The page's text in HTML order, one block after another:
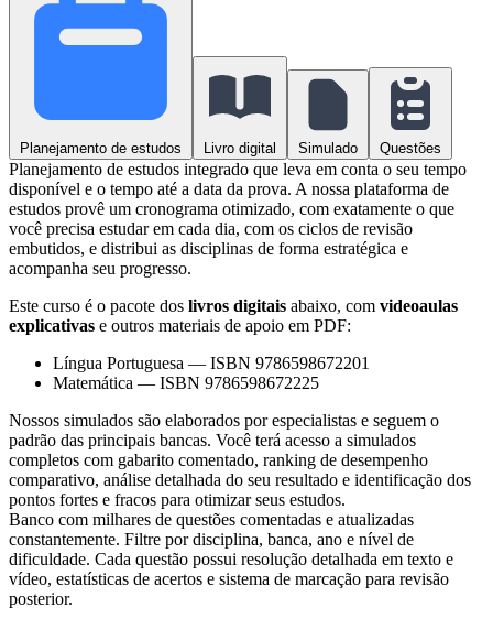
Planejamento de estudos Livro digital Simulado Questões
Planejamento de estudos integrado que leva em conta o seu tempo
disponível e o tempo até a data da prova. A nossa plataforma de
estudos provê um cronograma otimizado, com exatamente o que
você precisa estudar em cada dia, com os ciclos de revisão
embutidos, e distribui as disciplinas de forma estratégica e
acompanha seu progresso.
Este curso é o pacote dos livros digitais abaixo, com videoaulas
explicativas e outros materiais de apoio em PDF:
Língua Portuguesa — ISBN 9786598672201
Matemática — ISBN 9786598672225
Nossos simulados são elaborados por especialistas e seguem o
padrão das principais bancas. Você terá acesso a simulados
completos com gabarito comentado, ranking de desempenho
comparativo, análise detalhada do seu resultado e identificação dos
pontos fortes e fracos para otimizar seus estudos.
Banco com milhares de questões comentadas e atualizadas
constantemente. Filtre por disciplina, banca, ano e nível de
dificuldade. Cada questão possui resolução detalhada em texto e
vídeo, estatísticas de acertos e sistema de marcação para revisão
posterior.